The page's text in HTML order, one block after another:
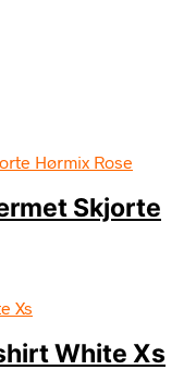
Skjorte
White Xs